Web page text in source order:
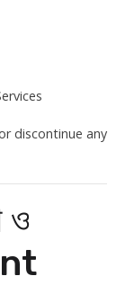
discontinue any
ও